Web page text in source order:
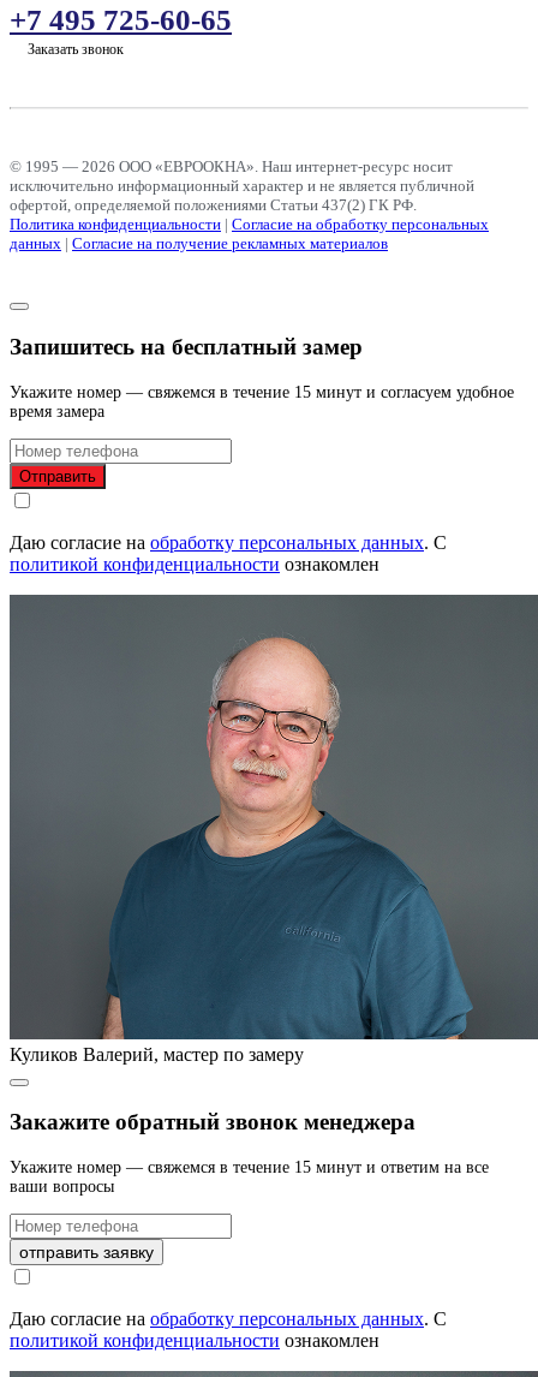
+7 495 725-60-65
Заказать звонок
© 1995 — 2026 ООО «ЕВРООКНА». Наш интернет-ресурс носит
исключительно информационный характер и не является публичной
офертой, определяемой положениями Статьи 437(2) ГК РФ.
Политика конфиденциальности | Согласие на обработку персональных
данных | Согласие на получение рекламных материалов
Запишитесь на бесплатный замер
Укажите номер — свяжемся в течение 15 минут и согласуем удобное
время замера
Отправить
Даю согласие на обработку персональных данных. С
политикой конфиденциальности ознакомлен
Куликов Валерий, мастер по замеру
Закажите обратный звонок менеджера
Укажите номер — свяжемся в течение 15 минут и ответим на все
ваши вопросы
отправить заявку
Даю согласие на обработку персональных данных. С
политикой конфиденциальности ознакомлен